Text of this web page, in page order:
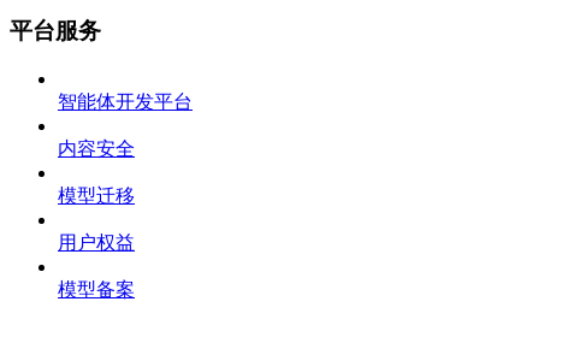
平台服务
智能体开发平台
内容安全
模型迁移
用户权益
模型备案